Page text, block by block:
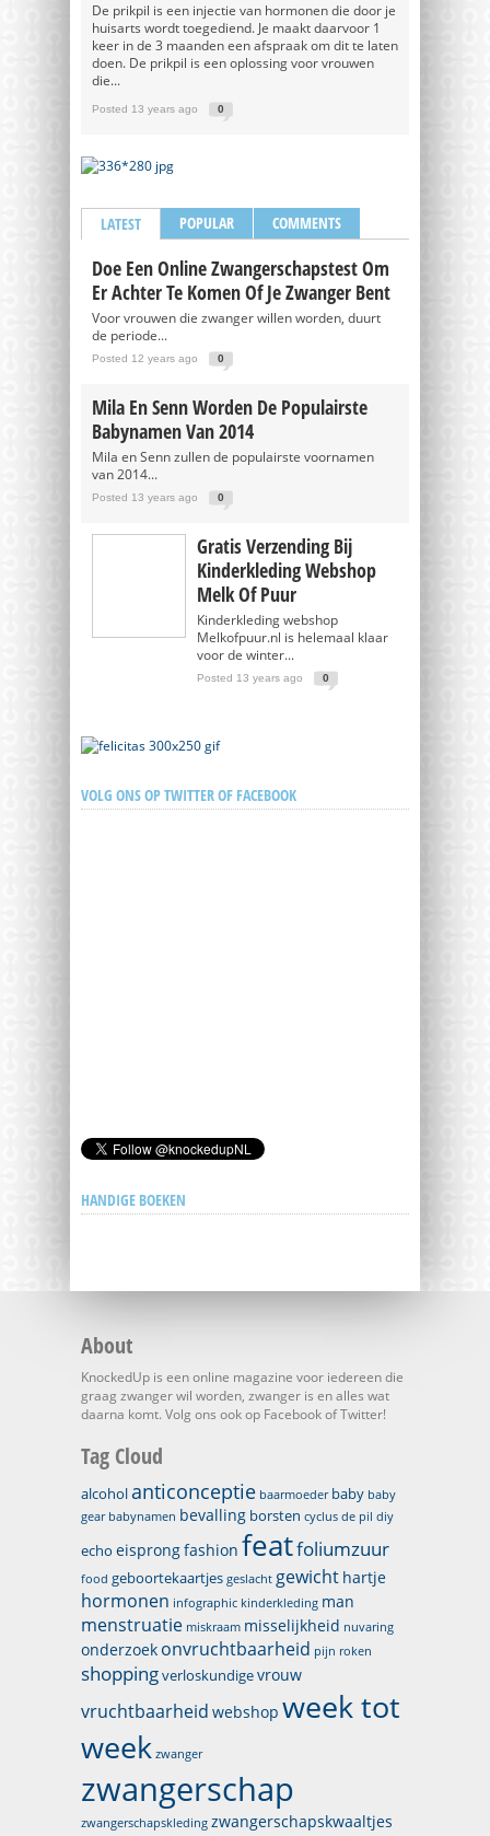
De prikpil is een injectie van hormonen die door je
huisarts wordt toegediend. Je maakt daarvoor 1
keer in de 3 maanden een afspraak om dit te laten
doen. De prikpil is een oplossing voor vrouwen
die...
Posted 13 years ago 0
LATEST POPULAR COMMENTS
Doe Een Online Zwangerschapstest Om
Er Achter Te Komen Of Je Zwanger Bent
Voor vrouwen die zwanger willen worden, duurt
de periode...
Posted 12 years ago 0
Mila En Senn Worden De Populairste
Babynamen Van 2014
Mila en Senn zullen de populairste voornamen
van 2014...
Posted 13 years ago 0
Gratis Verzending Bij
Kinderkleding Webshop
Melk Of Puur
Kinderkleding webshop
Melkofpuur.nl is helemaal klaar
voor de winter...
Posted 13 years ago 0
VOLG ONS OP TWITTER OF FACEBOOK
HANDIGE BOEKEN
About
KnockedUp is een online magazine voor iedereen die
graag zwanger wil worden, zwanger is en alles wat
daarna komt. Volg ons ook op Facebook of Twitter!
Tag Cloud
alcoholanticonceptie baarmoeder baby baby
gear babynamen bevalling borsten cyclus de pil diy
echo eisprongfashion featfoliumzuur
food geboortekaartjes geslacht gewicht hartje
hormonen infographic kinderkleding man
menstruatie miskraam misselijkheid nuvaring
onderzoek onvruchtbaarheid pijn roken
shoppingverloskundigevrouw
vruchtbaarheid webshop week tot
week zwanger
zwangerschap
zwangerschapskleding zwangerschapskwaaltjes